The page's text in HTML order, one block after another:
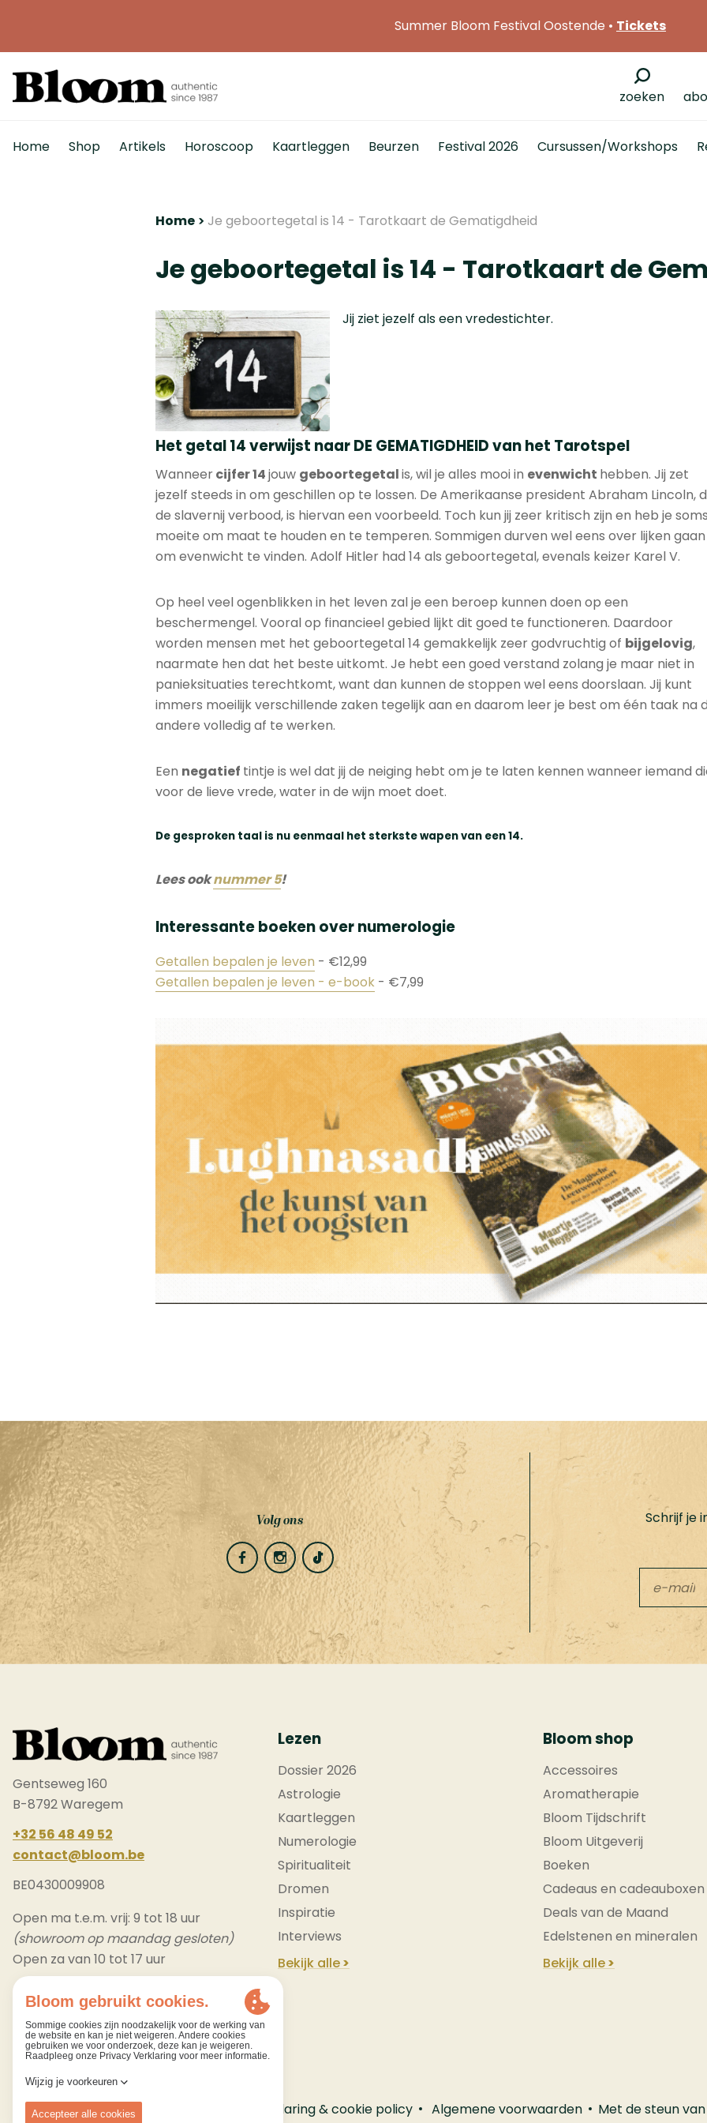
Summer Bloom Festival Oostende • Tickets
zoeken
Home Shop Artikels Horoscoop Kaartleggen Beurzen Festival 2026 Cursussen/Workshops
Home Je geboortegetal is 14 - Tarotkaart de Gematigdheid
Je geboortegetal is 14 - Tarotkaart de
Jij ziet jezelf als een vredestichter.
Het getal 14 verwijst naar DE GEMATIGDHEID van het Tarotspel
Wanneercijfer 14jouw geboortegetalis, wil je alles mooi in evenwicht hebben. Jij zet
jezelf steeds in om geschillen op te lossen. De Amerikaanse president Abraham Lincoln,
de slavernij verbood, is hiervan een voorbeeld. Toch kun jij zeer kritisch zijn en heb je
moeite om maat te houden en te temperen. Sommigen durven wel eens over lijken gaan
om evenwicht te vinden. Adolf Hitler had 14 als geboortegetal, evenals keizer Karel V.
Op heel veel ogenblikken in het leven zal je een beroep kunnen doen op een
beschermengel. Vooral op financieel gebied lijkt dit goed te functioneren. Daardoor
worden mensen met het geboortegetal 14 gemakkelijk zeer godvruchtig of bijgelovig,
naarmate hen dat het beste uitkomt. Je hebt een goed verstand zolang je maar niet in
panieksituaties terechtkomt, want dan kunnen de stoppen wel eens doorslaan. Jij kunt
immers moeilijk verschillende zaken tegelijk aan en daarom leer je best om één taak na
andere volledig af te werken.
Een negatief tintje is wel dat jij de neiging hebt om je te laten kennen wanneer iemand
voor de lieve vrede, water in de wijn moet doet.
De gesproken taal is nu eenmaal het sterkste wapen van een 14.
Lees ooknummer 5!
Interessante boeken over numerologie
Getallen bepalen je leven - €12,99
Getallen bepalen je leven - e-book- €7,99
Volg ons Schrijf je
Leave
this
field
Gentseweg 160
B-8792 Waregem
+32 56 48 49 52
contact@bloom.be
BE0430009908
Open ma t.e.m. vrij: 9 tot 18 uur
(showroom op maandag gesloten)
Open za van 10 tot 17 uur
Lezen
Dossier 2026
Astrologie
Kaartleggen
Numerologie
Spiritualiteit
Dromen
Inspiratie
Interviews
Bekijk alle
Bloom shop
Accessoires
Aromatherapie
Bloom Tijdschrift
Bloom Uitgeverij
Boeken
Cadeaus en cadeauboxen
Deals van de Maand
Edelstenen en mineralen
Bekijk alle
© 2026 Bloom Privacy Verklaring & cookie policy Algemene voorwaarden Met de steun van